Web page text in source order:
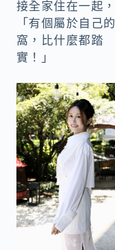
接全家住在一起，
「有個屬於自己的
窩，比什麼都踏
實！」